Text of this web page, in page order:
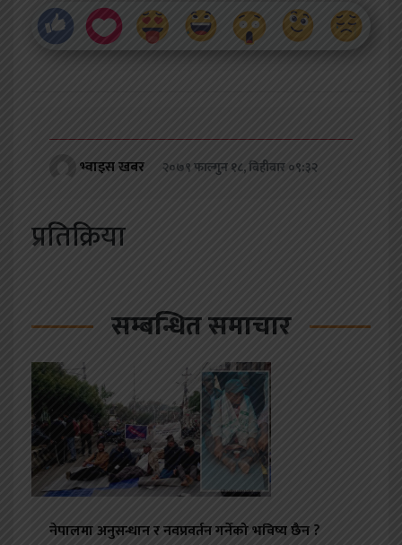
भ्वाइस खबर २०७९ फाल्गुन १८, बिहीबार ०९:३२
प्रतिक्रिया
सम्बन्धित समाचार
नेपालमा अनुसन्धान र नवप्रवर्तन गर्नेको भविष्य छैन ?